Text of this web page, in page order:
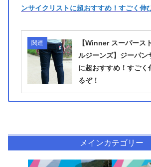
ンサイクリストに超おすすめ！すごく伸
関連
【Winner スーパース
ルジーンズ】ジーパン
に超おすすめ！すごく
るぞ！
メインカテゴリー